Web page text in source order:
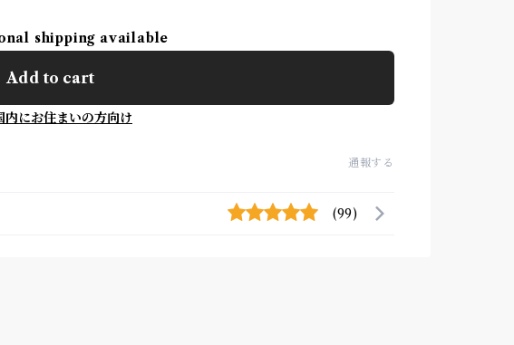
shipping available
Add to cart
内にお住まいの方向け
通報する
(99)